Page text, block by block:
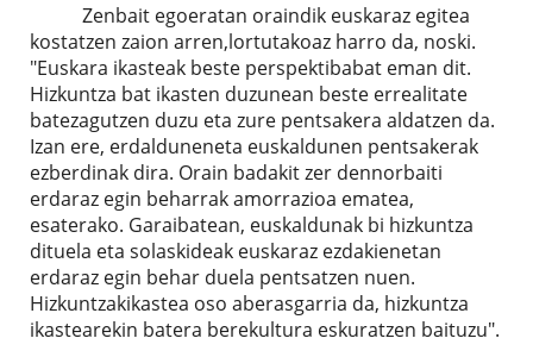
Zenbait egoeratan oraindik euskaraz egitea
kostatzen zaion arren,lortutakoaz harro da, noski.
"Euskara ikasteak beste perspektibabat eman dit.
Hizkuntza bat ikasten duzunean beste errealitate
batezagutzen duzu eta zure pentsakera aldatzen da.
Izan ere, erdalduneneta euskaldunen pentsakerak
ezberdinak dira. Orain badakit zer dennorbaiti
erdaraz egin beharrak amorrazioa ematea,
esaterako. Garaibatean, euskaldunak bi hizkuntza
dituela eta solaskideak euskaraz ezdakienetan
erdaraz egin behar duela pentsatzen nuen.
Hizkuntzakikastea oso aberasgarria da, hizkuntza
ikastearekin batera berekultura eskuratzen baituzu".